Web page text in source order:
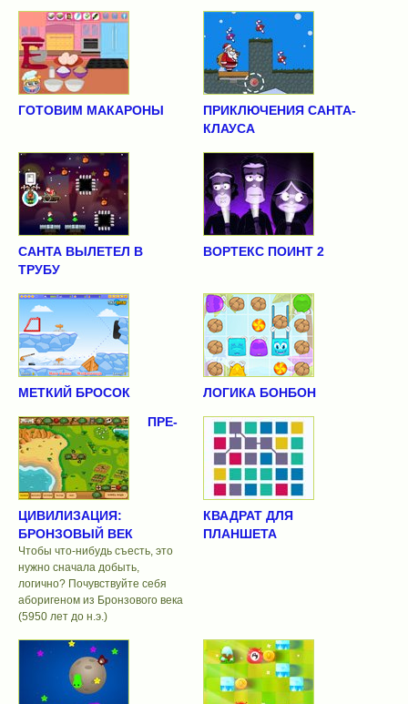
ГОТОВИМ МАКАРОНЫ
ПРИКЛЮЧЕНИЯ САНТА-
КЛАУСА
САНТА ВЫЛЕТЕЛ В
ТРУБУ
ВОРТЕКС ПОИНТ 2
МЕТКИЙ БРОСОК
ЛОГИКА БОНБОН
ПРЕ-
ЦИВИЛИЗАЦИЯ:
БРОНЗОВЫЙ ВЕК
Чтобы что-нибудь съесть, это
нужно сначала добыть,
логично? Почувствуйте себя
аборигеном из Бронзового века
(5950 лет до н.э.)
КВАДРАТ ДЛЯ
ПЛАНШЕТА